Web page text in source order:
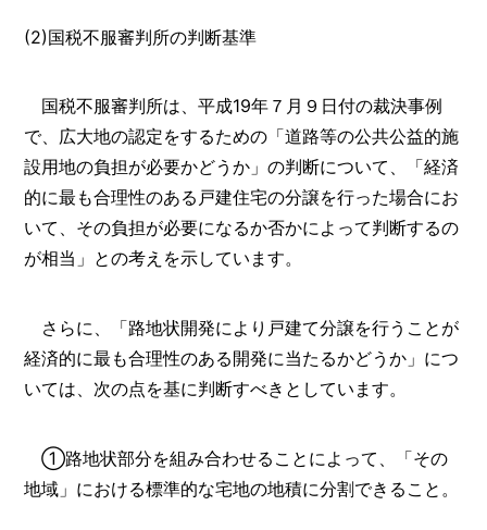
(2)国税不服審判所の判断基準
国税不服審判所は、平成19年７月９日付の裁決事例
で、広大地の認定をするための「道路等の公共公益的施
設用地の負担が必要かどうか」の判断について、「経済
的に最も合理性のある戸建住宅の分譲を行った場合にお
いて、その負担が必要になるか否かによって判断するの
が相当」との考えを示しています。
さらに、「路地状開発により戸建て分譲を行うことが
経済的に最も合理性のある開発に当たるかどうか」につ
いては、次の点を基に判断すべきとしています。
①路地状部分を組み合わせることによって、「その
地域」における標準的な宅地の地積に分割できること。